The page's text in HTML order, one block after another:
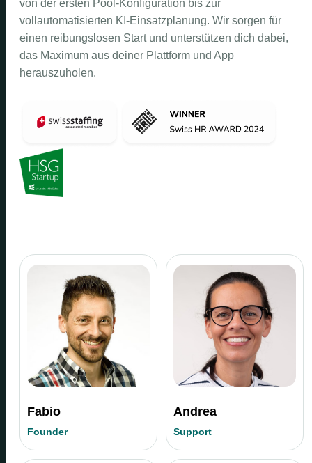
von der ersten Pool-Konfiguration bis zur
vollautomatisierten KI-Einsatzplanung. Wir sorgen für
einen reibungslosen Start und unterstützen dich dabei,
das Maximum aus deiner Plattform und App
herauszuholen.
Fabio
Founder
Andrea
Support